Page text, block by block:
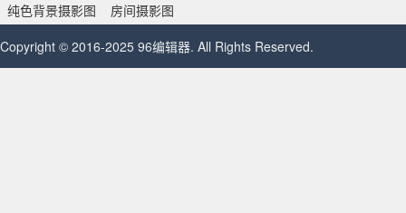
纯色背景摄影图
房间摄影图
Copyright © 2016-2025 96编辑器. All Rights Reserved.